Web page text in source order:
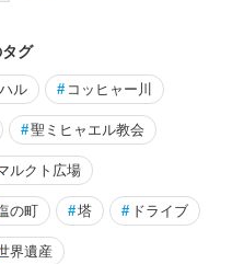
グ
ル # コッヒャー川
#聖ミヒャエル教会
ルクト広場
の町 #塔 # ドライブ
界遺産